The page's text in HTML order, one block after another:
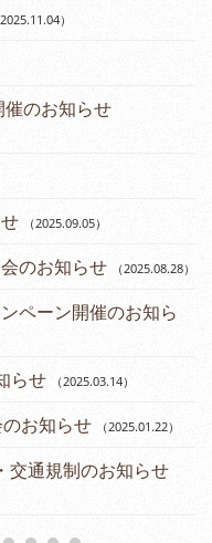
2025.11.04）
のお知らせ
（2025.09.05）
のお知らせ （2025.08.28）
ペーン開催のお知ら
らせ （2025.03.14）
お知らせ （2025.01.22）
交通規制のお知らせ